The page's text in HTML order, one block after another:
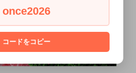
once2026
コードをコピー